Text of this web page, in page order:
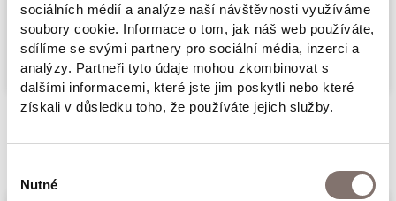
sociálních médií a analýze naší návštěvnosti využíváme
soubory cookie. Informace o tom, jak náš web používáte,
sdílíme se svými partnery pro sociální média, inzerci a
analýzy. Partneři tyto údaje mohou zkombinovat s
dalšími informacemi, které jste jim poskytli nebo které
získali v důsledku toho, že používáte jejich služby.
souhlasu
Nutné
added. But what stories and tragic fates lie
behind the
names and brief dates on the brass plaques?
That's what
our guide will tell you. The majority of these
stones commemorate
Více
Související produkty